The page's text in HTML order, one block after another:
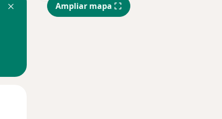
Ampliar mapa